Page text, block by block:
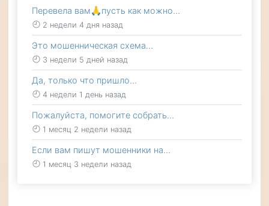
Перевела вам🙏пусть как можно…
2 недели 4 дня назад
Это мошенническая схема…
3 недели 5 дней назад
Да, только что пришло…
4 недели 1 день назад
Пожалуйста, помогите собрать…
1 месяц 2 недели назад
Если вам пишут мошенники на…
1 месяц 3 недели назад